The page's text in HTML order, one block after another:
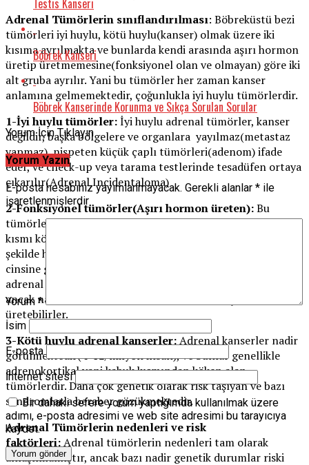
Adrenal Tümörlerin sınıflandırılması: Böbreküstü bezi
tümörleri iyi huylu, kötü huylu(kanser) olmak üzere iki
kısıma ayrılmakta ve bunlarda kendi arasında aşırı hormon
üretip üretmemesine(fonksiyonel olan ve olmayan) göre iki
alt gruba ayrılır. Yani bu tümörler her zaman kanser
anlamına gelmemektedir, çoğunlukla iyi huylu tümörlerdir.
1-İyi huylu tümörler:İyi huylu adrenal tümörler, kanser
değildir, başka bölgelere ve organlara yayılmaz(metastaz
yapmaz), nispeten küçük çaplı tümörleri(adenom) ifade
eder, ve check-up veya tarama testlerinde tesadüfen ortaya
çıkarılır(Adrenal Incidentaloma)
2-Fonksiyonel tümörler(Aşırı hormon üreten):Bu
tümörler de yine çoğunluğu iyi huylu olmak üzere çok az bir
kısmı kötü huylu adrenal kanserlerdir. Bunlar aşırı bir
şekilde hormon üretirler ve aşırı ürettikleri hormonun
cinsine göre bir klinik tablo ile hastalar gelir. Fonksiyonel
adrenal tümörler genellikle tek-bir hormonu aşırı üretirler,
ancak nadirde olsa birden fazla tür hormon aşırı
üretebilirler.
3-Kötü huylu adrenal kanserler:Adrenal kanserler nadir
görülmektedir(4-12/milyon insan), ve bunlar genellikle
adrenokortikal yani kabuk kısmından köken alan
tümörlerdir. Daha çok genetik olarak risk taşıyan ve bazı
sendromlarla beraber gözükmektedir.
Adrenal Tümörlerin nedenleri ve risk
faktörleri:Adrenal tümörlerin nedenleri tam olarak
anlaşılmamıştır, ancak bazı nadir genetik durumlar riski
Böbrek Kanseri
Böbrek Kanserinde Korunma ve Sıkça Sorulan Sorular
Yorum İçin Tıklayın
Yorum Yazın
E-posta hesabınız yayımlanmayacak. Gerekli alanlar * ile
işaretlenmişlerdir
Yorum *
İsim
E-posta
İnternet sitesi
Bir dahaki sefere yorum yaptığımda kullanılmak üzere
adımı, e-posta adresimi ve web site adresimi bu tarayıcıya
kaydet.